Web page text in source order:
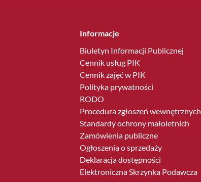
Informacje
Biuletyn Informacji Publicznej
Cennik usług PIK
Cennik zajęć w PIK
Polityka prywatności
RODO
Procedura zgłoszeń wewnętrznych
Standardy ochrony małoletnich
Zamówienia publiczne
Ogłoszenia o sprzedaży
Deklaracja dostępności
Elektroniczna Skrzynka Podawcza